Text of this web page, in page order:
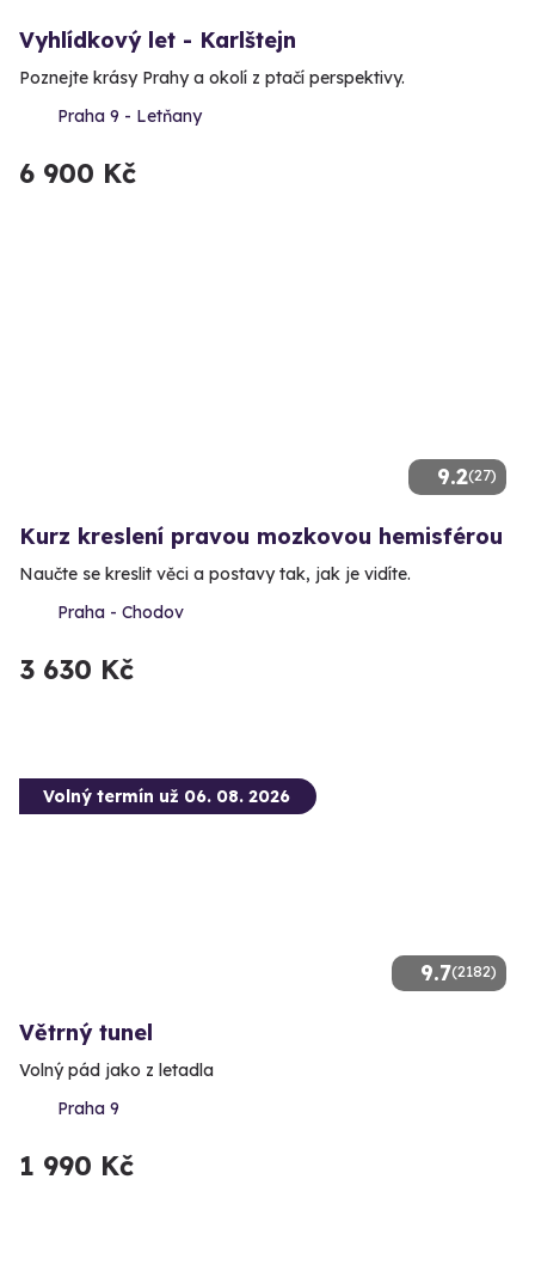
Vyhlídkový let - Karlštejn
Poznejte krásy Prahy a okolí z ptačí perspektivy.
Praha 9 - Letňany
6 900 Kč
9.2(27)
Kurz kreslení pravou mozkovou hemisférou
Naučte se kreslit věci a postavy tak, jak je vidíte.
Praha - Chodov
3 630 Kč
9.7(2182)
Volný termín už 06. 08. 2026
Větrný tunel
Volný pád jako z letadla
Praha 9
1 990 Kč